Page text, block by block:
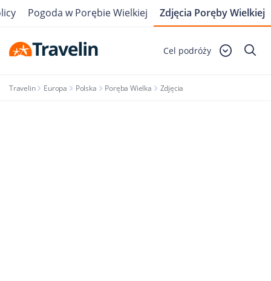
Cel podróży
Travelin Europa Polska Poręba Wielka Zdjęcia
Pogoda w Porębie Wielkiej Zdjęcia Poręby Wielkiej